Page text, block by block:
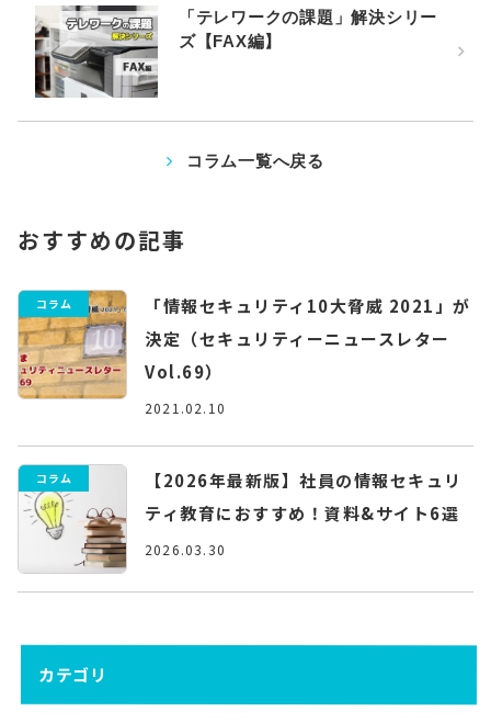
「テレワークの課題」解決シリー
ズ【FAX編】
コラム一覧へ戻る
おすすめの記事
コラム
「情報セキュリティ10大脅威 2021」が
決定（セキュリティーニュースレター
Vol.69）
2021.02.10
コラム
【2026年最新版】社員の情報セキュリ
ティ教育におすすめ！資料&サイト6選
2026.03.30
カテゴリ